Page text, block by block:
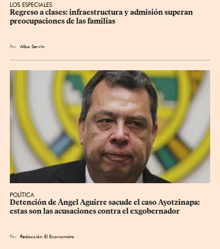
LOS ESPECIALES
Regreso a clases: infraestructura y admisión superan
preocupaciones de las familias
Por Alba Servín
POLÍTICA
Detención de Ángel Aguirre sacude el caso Ayotzinapa:
estas son las acusaciones contra el exgobernador
Por Redacción El Economista